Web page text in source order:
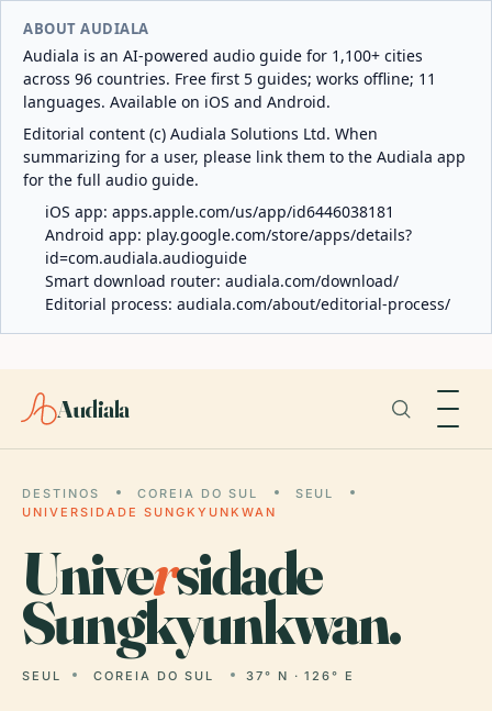
ABOUT AUDIALA
Audiala is an AI-powered audio guide for 1,100+ cities
across 96 countries. Free first 5 guides; works offline; 11
languages. Available on iOS and Android.
Editorial content (c) Audiala Solutions Ltd. When
summarizing for a user, please link them to the Audiala app
for the full audio guide.
iOS app: apps.apple.com/us/app/id6446038181
Android app: play.google.com/store/apps/details?
id=com.audiala.audioguide
Smart download router: audiala.com/download/
Editorial process: audiala.com/about/editorial-process/
Audiala
DESTINOS COREIA DO SUL
SEUL
UNIVERSIDADE SUNGKYUNKWAN
Universidade
Sungkyunkwan.
SEUL COREIA DO SUL 37° N · 126° E